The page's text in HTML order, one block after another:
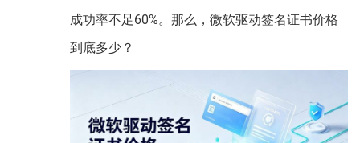
成功率不足60%。那么，微软驱动签名证书价格
到底多少？